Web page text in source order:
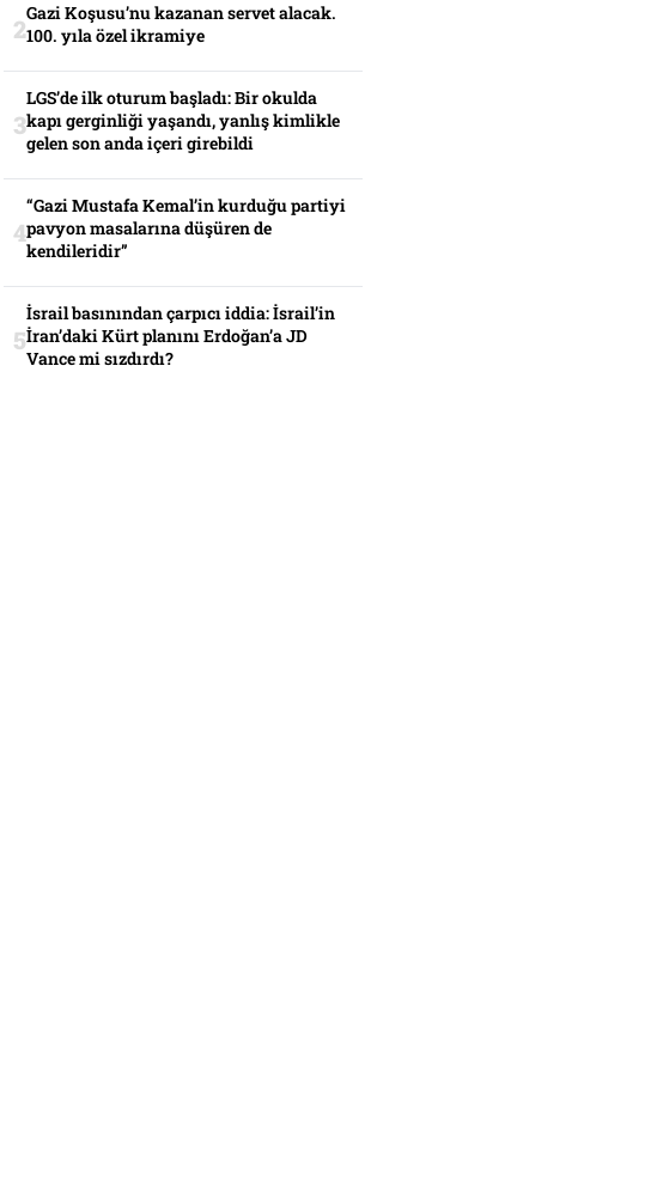
Gazi Koşusu’nu kazanan servet alacak.
100. yıla özel ikramiye
LGS’de ilk oturum başladı: Bir okulda
kapı gerginliği yaşandı, yanlış kimlikle
gelen son anda içeri girebildi
“Gazi Mustafa Kemal’in kurduğu partiyi
pavyon masalarına düşüren de
kendileridir”
İsrail basınından çarpıcı iddia: İsrail’in
İran’daki Kürt planını Erdoğan’a JD
Vance mi sızdırdı?